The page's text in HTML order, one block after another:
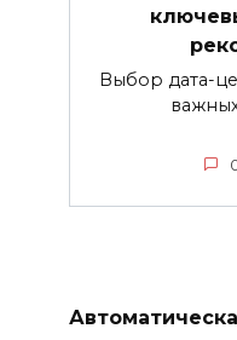
Выбор дата-